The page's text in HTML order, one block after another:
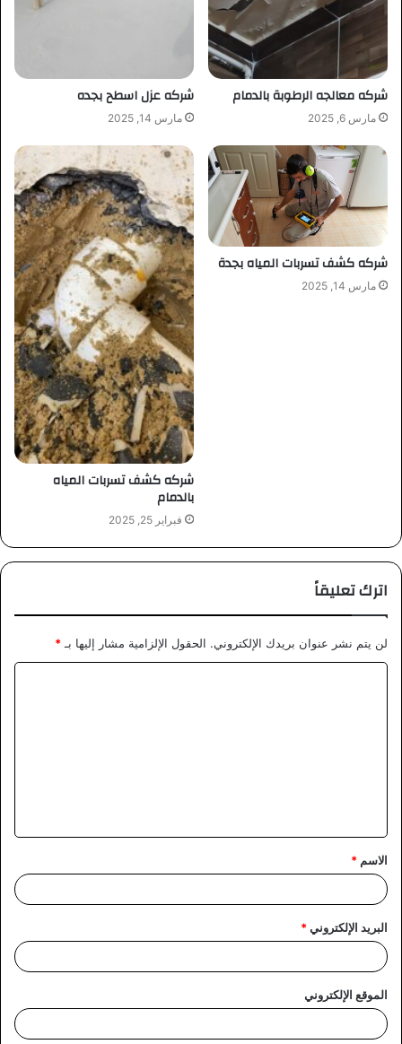
شركه معالجه الرطوبة بالدمام
مارس 6, 2025
شركه عزل اسطح بجده
مارس 14, 2025
شركه كشف تسربات المياه بجدة
مارس 14, 2025
شركه كشف تسربات المياه
بالدمام
فبراير 25, 2025
اترك تعليقاً
لن يتم نشر عنوان بريدك الإلكتروني. الحقول الإلزامية مشار إليها بـ*
ق
*
الاسم *
البريد الإلكتروني*
الموقع الإلكتروني